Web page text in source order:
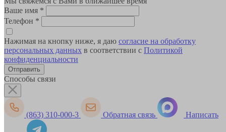
Ваше имя *
Телефон *
Нажимая на кнопку ниже, я даю согласие на обработку
персональных данных в соответствии с Политикой
конфиденциальности
Способы связи
(863) 310-000-3 Обратная связь Написать